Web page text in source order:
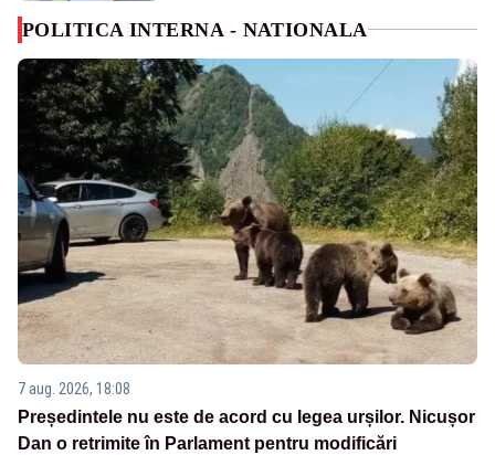
POLITICA INTERNA - NATIONALA
7 aug. 2026, 18:08
Președintele nu este de acord cu legea urșilor. Nicușor
Dan o retrimite în Parlament pentru modificări